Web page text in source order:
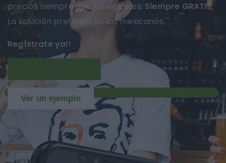
precios siempre que lo necesites. Siempre GRATIS.
La solución preferida de los mexicanos.
Regístrate ya!!
Ver un ejemplo